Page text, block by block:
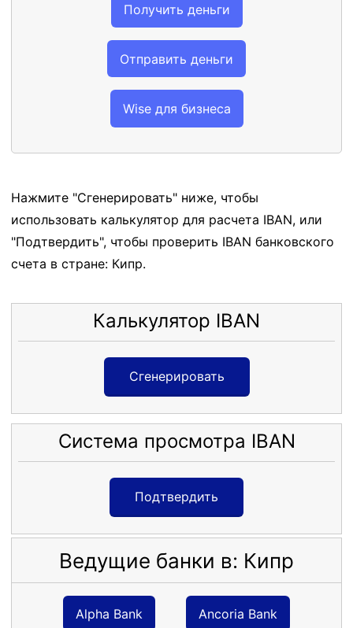
Получить деньги
Отправить деньги
Wise для бизнеса
Нажмите "Сгенерировать" ниже, чтобы
использовать калькулятор для расчета IBAN, или
"Подтвердить", чтобы проверить IBAN банковского
счета в стране: Кипр.
Калькулятор IBAN
Сгенерировать
Система просмотра IBAN
Подтвердить
Ведущие банки в: Кипр
Alpha Bank Ancoria Bank